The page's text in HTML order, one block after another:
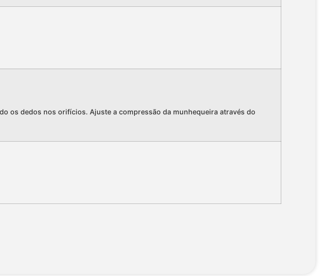
os dedos nos orifícios. Ajuste a compressão da munhequeira através do